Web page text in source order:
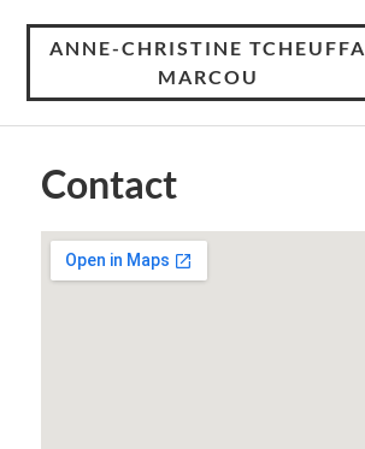
ANNE-CHRISTINE TCHEUFFA
MARCOU
Contact